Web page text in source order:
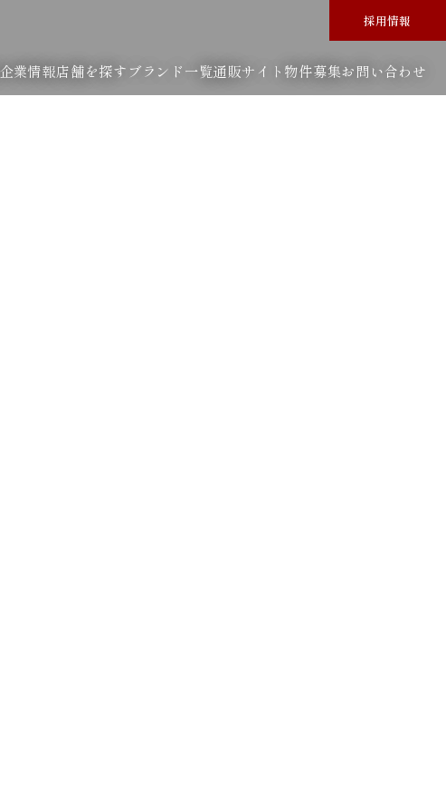
採用情報
企業情報店舗を探す ブランド一覧通販サイト 物件募集お問い合わせ